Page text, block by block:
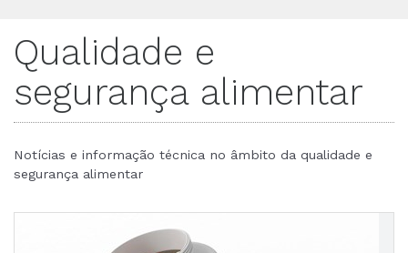
Qualidade e
segurança alimentar
Notícias e informação técnica no âmbito da qualidade e
segurança alimentar